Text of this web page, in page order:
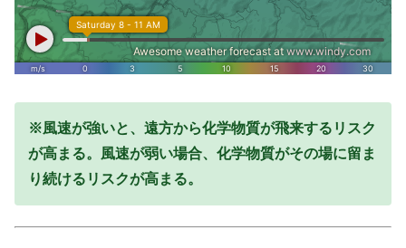
※風速が強いと、遠方から化学物質が飛来するリスク
が高まる。風速が弱い場合、化学物質がその場に留ま
り続けるリスクが高まる。